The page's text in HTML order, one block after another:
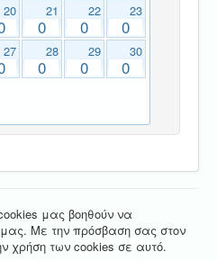
20 21
0
22
0
23
0
27 28
0
29
0
30
0
μας βοηθούν να
Με την πρόσβαση σας στον
χρήση των cookies σε αυτό.